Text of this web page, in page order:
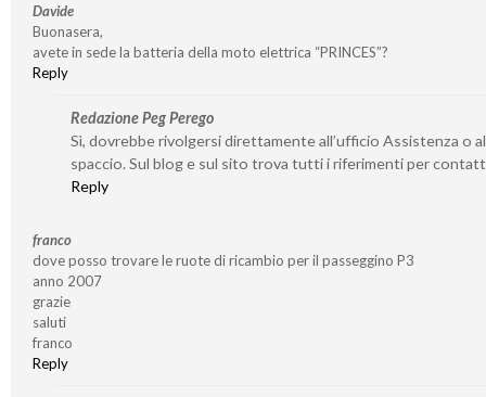
Davide
Buonasera,
avete in sede la batteria della moto elettrica “PRINCES”?
Reply
Redazione Peg Perego
Sì, dovrebbe rivolgersi direttamente all’ufficio Assistenza o
spaccio. Sul blog e sul sito trova tutti i riferimenti per
Reply
franco
dove posso trovare le ruote di ricambio per il passeggino P3
anno 2007
grazie
saluti
franco
Reply